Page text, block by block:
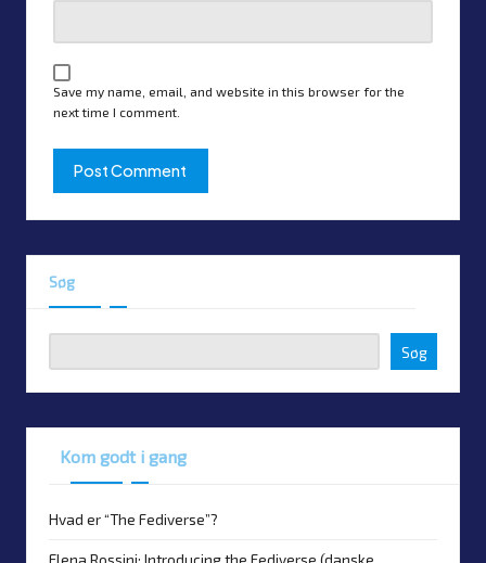
Save my name, email, and website in this browser for the
next time I comment.
Søg
Søg
Kom godt i gang
Hvad er “The Fediverse”?